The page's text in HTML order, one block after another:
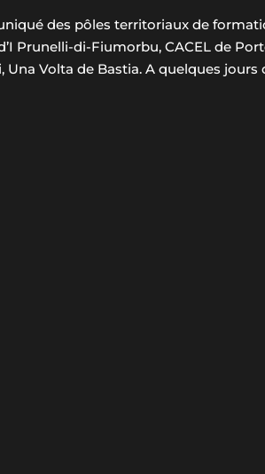
des pôles territoriaux de
Prunelli-di-Fiumorbu, CACEL de
Una Volta de Bastia. A quelques jours